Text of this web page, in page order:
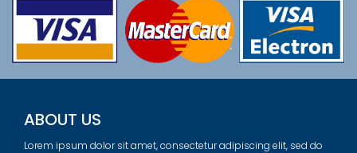
ABOUT US
Lorem ipsum dolor sit amet, consectetur adipiscing elit, sed do